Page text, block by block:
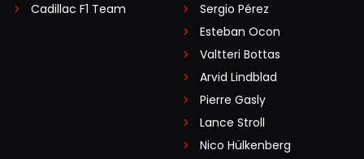
Cadillac F1 Team
Sergio Pérez
Esteban Ocon
Valtteri Bottas
Arvid Lindblad
Pierre Gasly
Lance Stroll
Nico Hülkenberg